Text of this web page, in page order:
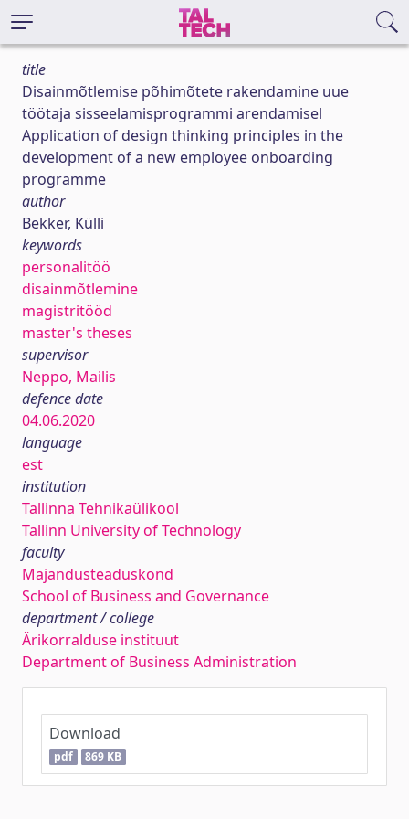
title
Disainmõtlemise põhimõtete rakendamine uue
töötaja sisseelamisprogrammi arendamisel
Application of design thinking principles in the
development of a new employee onboarding
programme
author
Bekker, Külli
keywords
personalitöö
disainmõtlemine
magistritööd
master's theses
supervisor
Neppo, Mailis
defence date
04.06.2020
language
est
institution
Tallinna Tehnikaülikool
Tallinn University of Technology
faculty
Majandusteaduskond
School of Business and Governance
department / college
Ärikorralduse instituut
Department of Business Administration
Download
pdf 869 KB